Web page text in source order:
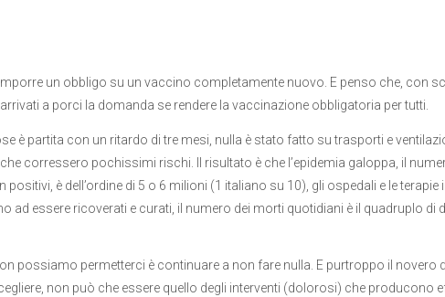
un obbligo su un vaccino completamente nuovo. E penso che, con
a porci la domanda se rendere la vaccinazione obbligatoria per tutti.
è partita con un ritardo di tre mesi, nulla è stato fatto su trasporti e
corressero pochissimi rischi. Il risultato è che l’epidemia galoppa, il
è dell’ordine di 5 o 6 milioni (1 italiano su 10), gli ospedali e le terapie
ad essere ricoverati e curati, il numero dei morti quotidiani è il quadruplo di
possiamo permetterci è continuare a non fare nulla. E purtroppo il novero
non può che essere quello degli interventi (dolorosi) che producono